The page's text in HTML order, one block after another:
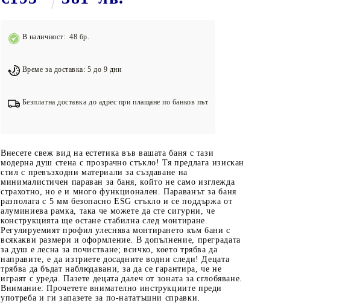
В наличност: 48 бр.
Време за доставка: 5 до 9 дни
Безплатна доставка до адрес при плащане по банков път
Внесете свеж вид на естетика във вашата баня с тази
модерна душ стена с прозрачно стъкло! Тя предлага изискан
стил с превъзходни материали за създаване на
минималистичен параван за баня, който не само изглежда
страхотно, но е и много функционален. Параванът за баня
разполага с 5 мм безопасно ESG стъкло и се поддържа от
алуминиева рамка, така че можете да сте сигурни, че
конструкцията ще остане стабилна след монтиране.
Регулируемият профил улеснява монтирането към бани с
всякакви размери и оформление. В допълнение, преградата
за душ е лесна за почистване; всичко, което трябва да
направите, е да изтриете досадните водни следи! Децата
трябва да бъдат наблюдавани, за да се гарантира, че не
играят с уреда. Пазете децата далеч от зоната за сглобяване.
Внимание: Прочетете внимателно инструкциите преди
употреба и ги запазете за по-нататъшни справки.